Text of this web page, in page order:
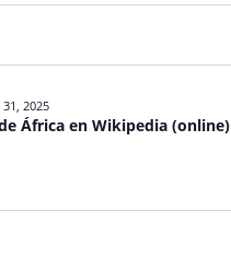
África en Wikipedia (online)
2025